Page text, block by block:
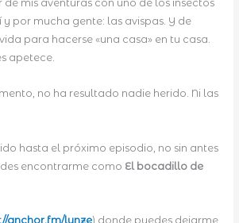
mis aventuras con uno de los insectos
por mucha gente: las avispas. Y de
para hacerse «una casa» en tu casa.
apetece.
no ha resultado nadie herido. Ni las
hasta el próximo episodio, no sin antes
encontrarme como El bocadillo de
anchor.fm/lynze) donde puedes dejarme